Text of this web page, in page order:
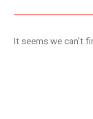
It seems we can't